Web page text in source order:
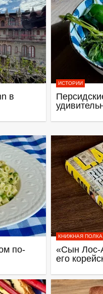
в
ИСТОРИИ
по-
КНИЖНАЯ ПОЛКА
«Сын Лос-
его